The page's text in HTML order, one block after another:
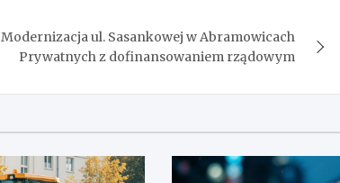
Modernizacja ul. Sasankowej w Abramowicach
Prywatnych z dofinansowaniem rządowym